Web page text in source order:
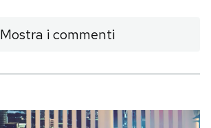
Mostra i commenti